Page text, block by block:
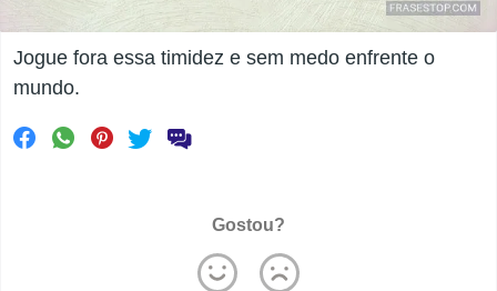
Jogue fora essa timidez e sem medo enfrente o
mundo.
Gostou?